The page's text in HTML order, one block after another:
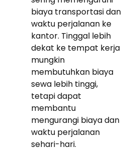
biaya transportasi dan
waktu perjalanan ke
kantor. Tinggal lebih
dekat ke tempat kerja
mungkin
membutuhkan biaya
sewa lebih tinggi,
tetapi dapat
membantu
mengurangi biaya dan
waktu perjalanan
sehari-hari.